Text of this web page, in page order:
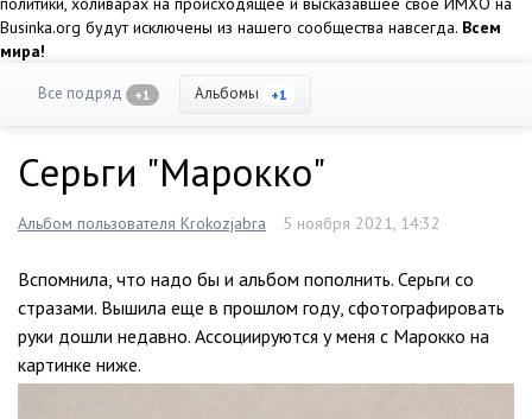
Businka.org будут исключены из нашего сообщества навсегда. Всем
мира!
Все подряд +1 Альбомы +1
Серьги "Марокко"
Альбом пользователя Krokozjabra 5 ноября 2021, 14:32
Вспомнила, что надо бы и альбом пополнить. Серьги со
стразами. Вышила еще в прошлом году, сфотографировать
руки дошли недавно. Ассоциируются у меня с Марокко на
картинке ниже.